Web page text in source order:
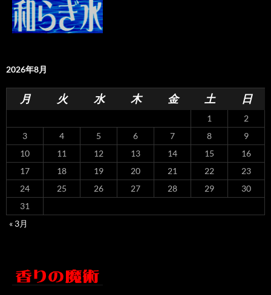
2026年8月
月 火 水 木 金 土 日
1
2
3
4 5 6 7 8
9
10
11 12 13 14 15
16
17
18 19 20 21 22
23
24
25 26 27 28 29
30
31
« 3月